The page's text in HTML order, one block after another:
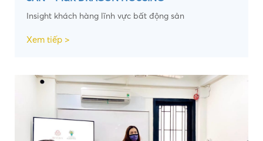
Insight khách hàng lĩnh vực bất động sản
Xem tiếp >